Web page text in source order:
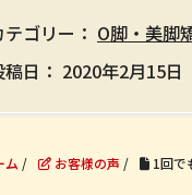
ゴリー： O脚・美脚
日： 2020年2月15日
ム / お客様の声 / 1回で